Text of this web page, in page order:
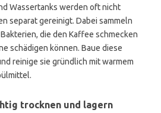
Wassertanks werden oft nicht
separat gereinigt. Dabei sammeln
die den Kaffee schmecken
schädigen können. Baue diese
reinige sie gründlich mit warmem
trocknen und lagern